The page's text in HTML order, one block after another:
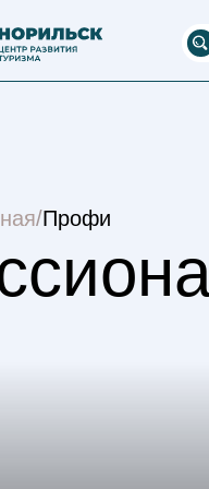
Версия для
слабовидящих
/Профи